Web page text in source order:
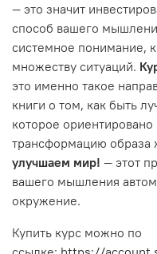
— это значит
способ вашего
системное понимание,
множеству ситуаций.
это именно такое
книги о том, как быть
которое
трансформацию образа
улучшаем мир! — этот
вашего мышления
окружение.
Купить курс можно по